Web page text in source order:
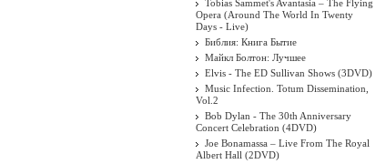
Tobias Sammet's Avantasia – The Flying
Opera (Around The World In Twenty
Days - Live)
Библия: Книга Бытие
Майкл Болтон: Лучшее
Elvis - The ED Sullivan Shows (3DVD)
Music Infection. Totum Dissemination,
Vol.2
Bob Dylan - The 30th Anniversary
Concert Celebration (4DVD)
Joe Bonamassa – Live From The Royal
Albert Hall (2DVD)